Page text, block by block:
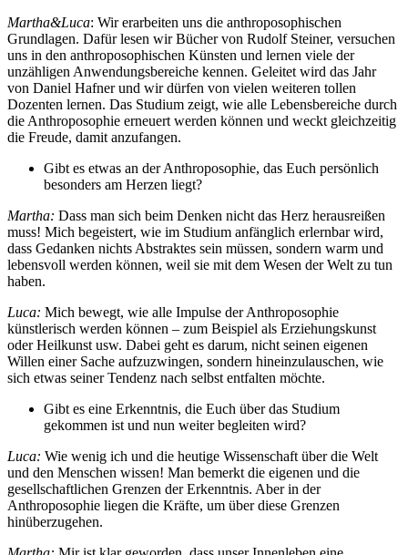
Martha&Luca: Wir erarbeiten uns die anthroposophischen
Grundlagen. Dafür lesen wir Bücher von Rudolf Steiner, versuchen
uns in den anthroposophischen Künsten und lernen viele der
unzähligen Anwendungsbereiche kennen. Geleitet wird das Jahr
von Daniel Hafner und wir dürfen von vielen weiteren tollen
Dozenten lernen. Das Studium zeigt, wie alle Lebensbereiche durch
die Anthroposophie erneuert werden können und weckt gleichzeitig
die Freude, damit anzufangen.
Gibt es etwas an der Anthroposophie, das Euch persönlich
besonders am Herzen liegt?
Martha: Dass man sich beim Denken nicht das Herz herausreißen
muss! Mich begeistert, wie im Studium anfänglich erlernbar wird,
dass Gedanken nichts Abstraktes sein müssen, sondern warm und
lebensvoll werden können, weil sie mit dem Wesen der Welt zu tun
haben.
Luca: Mich bewegt, wie alle Impulse der Anthroposophie
künstlerisch werden können – zum Beispiel als Erziehungskunst
oder Heilkunst usw. Dabei geht es darum, nicht seinen eigenen
Willen einer Sache aufzuzwingen, sondern hineinzulauschen, wie
sich etwas seiner Tendenz nach selbst entfalten möchte.
Gibt es eine Erkenntnis, die Euch über das Studium
gekommen ist und nun weiter begleiten wird?
Luca: Wie wenig ich und die heutige Wissenschaft über die Welt
und den Menschen wissen! Man bemerkt die eigenen und die
gesellschaftlichen Grenzen der Erkenntnis. Aber in der
Anthroposophie liegen die Kräfte, um über diese Grenzen
hinüberzugehen.